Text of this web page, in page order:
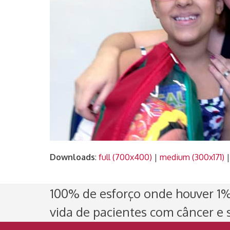
Downloads: full (700x400) | medium (300x171) |
100% de esforço onde houver
vida de pacientes com câncer e